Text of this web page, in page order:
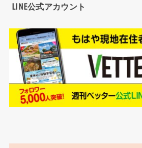
LINE公式アカウント